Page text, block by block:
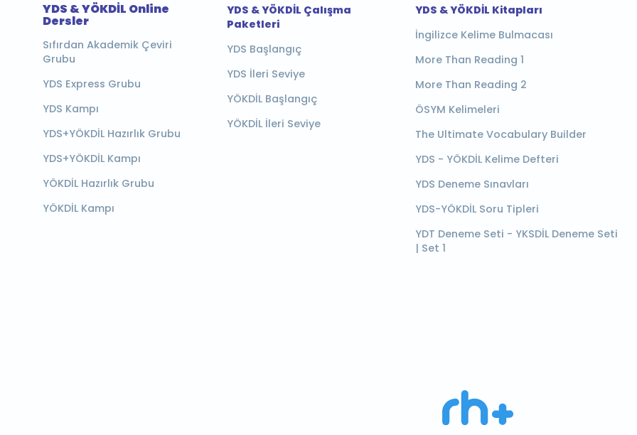
YDS & YÖKDİL Online
Dersler
Sıfırdan Akademik Çeviri
Grubu
YDS Express Grubu
YDS Kampı
YDS+YÖKDİL Hazırlık Grubu
YDS+YÖKDİL Kampı
YÖKDİL Hazırlık Grubu
YÖKDİL Kampı
YDS & YÖKDİL Çalışma
Paketleri
YDS Başlangıç
YDS İleri Seviye
YÖKDİL Başlangıç
YÖKDİL İleri Seviye
YDS & YÖKDİL Kitapları
İngilizce Kelime Bulmacası
More Than Reading 1
More Than Reading 2
ÖSYM Kelimeleri
The Ultimate Vocabulary Builder
YDS - YÖKDİL Kelime Defteri
YDS Deneme Sınavları
YDS-YÖKDİL Soru Tipleri
YDT Deneme Seti - YKSDİL Deneme Seti
| Set 1